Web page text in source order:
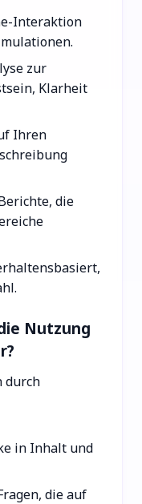
Interaktion
zur
Klarheit
Ihren
die
Nutzung
durch
in Inhalt und
die auf